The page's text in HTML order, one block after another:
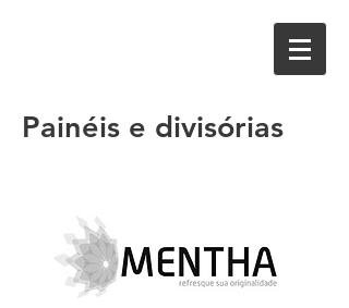
Painéis e divisórias